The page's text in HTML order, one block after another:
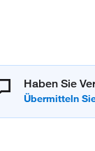
Haben Sie